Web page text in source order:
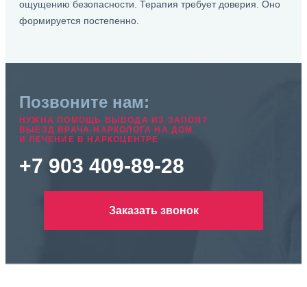
ощущению безопасности. Терапия требует доверия. Оно
формируется постепенно.
Позвоните нам:
НУЖНА ПОМОЩЬ ВЫВОДА ИЗ ЗАПОЯ?
ВЫЕЗД ВРАЧА-НАРКОЛОГА НА ДОМ
И ЛЕЧЕНИЕ В НАРКОЦЕНТРЕ
+7 903 409-89-28
Заказать звонок